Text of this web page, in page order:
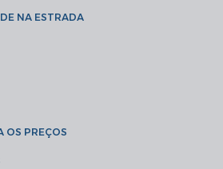
NA ESTRADA
OS PREÇOS